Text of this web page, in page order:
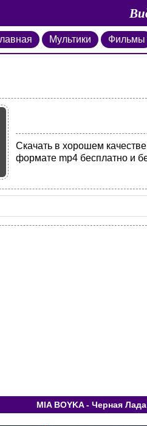
Мультики Фильмы
Скачать в хорошем
формате mp4 бесплатно и
MIA BOYKA - Черная